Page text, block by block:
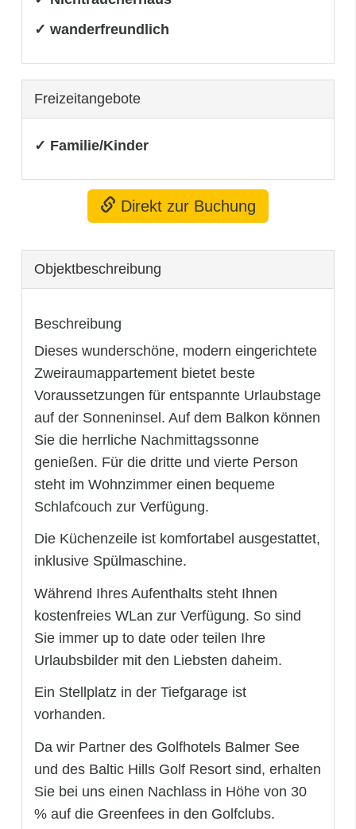
✓ wanderfreundlich
Freizeitangebote
✓ Familie/Kinder
Direkt zur Buchung
Objekt­beschreibung
Beschreibung
Dieses wunderschöne, modern eingerichtete
Zweiraumappartement bietet beste
Voraussetzungen für entspannte Urlaubstage
auf der Sonneninsel. Auf dem Balkon können
Sie die herrliche Nachmittagssonne
genießen. Für die dritte und vierte Person
steht im Wohnzimmer einen bequeme
Schlafcouch zur Verfügung.
Die Küchenzeile ist komfortabel ausgestattet,
inklusive Spülmaschine.
Während Ihres Aufenthalts steht Ihnen
kostenfreies WLan zur Verfügung. So sind
Sie immer up to date oder teilen Ihre
Urlaubsbilder mit den Liebsten daheim.
Ein Stellplatz in der Tiefgarage ist
vorhanden.
Da wir Partner des Golfhotels Balmer See
und des Baltic Hills Golf Resort sind, erhalten
Sie bei uns einen Nachlass in Höhe von 30
% auf die Greenfees in den Golfclubs.